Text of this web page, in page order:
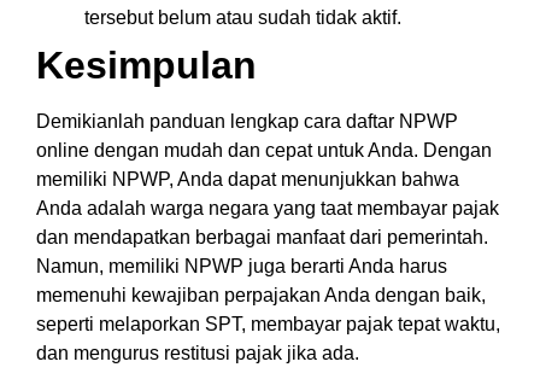
tersebut belum atau sudah tidak aktif.
Kesimpulan
Demikianlah panduan lengkap cara daftar NPWP
online dengan mudah dan cepat untuk Anda. Dengan
memiliki NPWP, Anda dapat menunjukkan bahwa
Anda adalah warga negara yang taat membayar pajak
dan mendapatkan berbagai manfaat dari pemerintah.
Namun, memiliki NPWP juga berarti Anda harus
memenuhi kewajiban perpajakan Anda dengan baik,
seperti melaporkan SPT, membayar pajak tepat waktu,
dan mengurus restitusi pajak jika ada.